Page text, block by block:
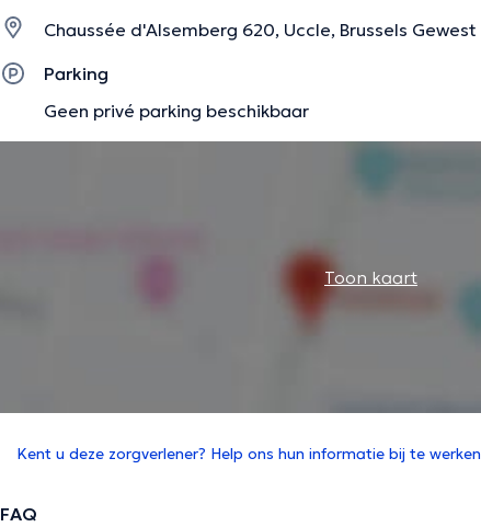
Chaussée d'Alsemberg 620, Uccle, Brussels Gewest
Parking
Geen privé parking beschikbaar
Toon kaart
Kent u deze zorgverlener? Help ons hun informatie bij te werken
FAQ